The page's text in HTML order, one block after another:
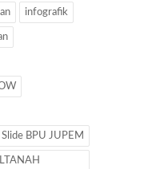
infografik
Slide BPU JUPEM